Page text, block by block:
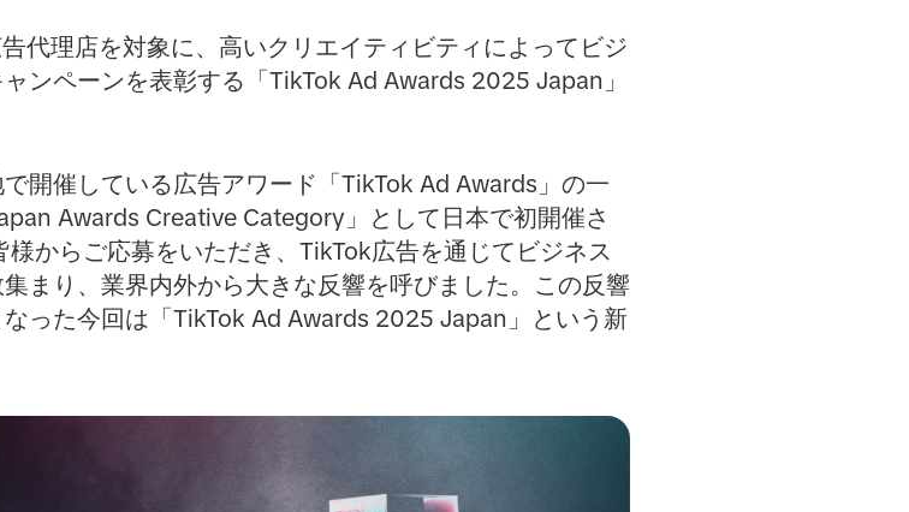
代理店を対象に、高いクリエイティビティによってビジ
ンペーンを表彰する「TikTok Ad Awards 2025 Japan」
開催している広告アワード「TikTok Ad Awards」の一
Awards Creative Category」として日本で初開催さ
からご応募をいただき、TikTok広告を通じてビジネス
まり、業界内外から大きな反響を呼びました。この反響
った今回は「TikTok Ad Awards 2025 Japan」という新